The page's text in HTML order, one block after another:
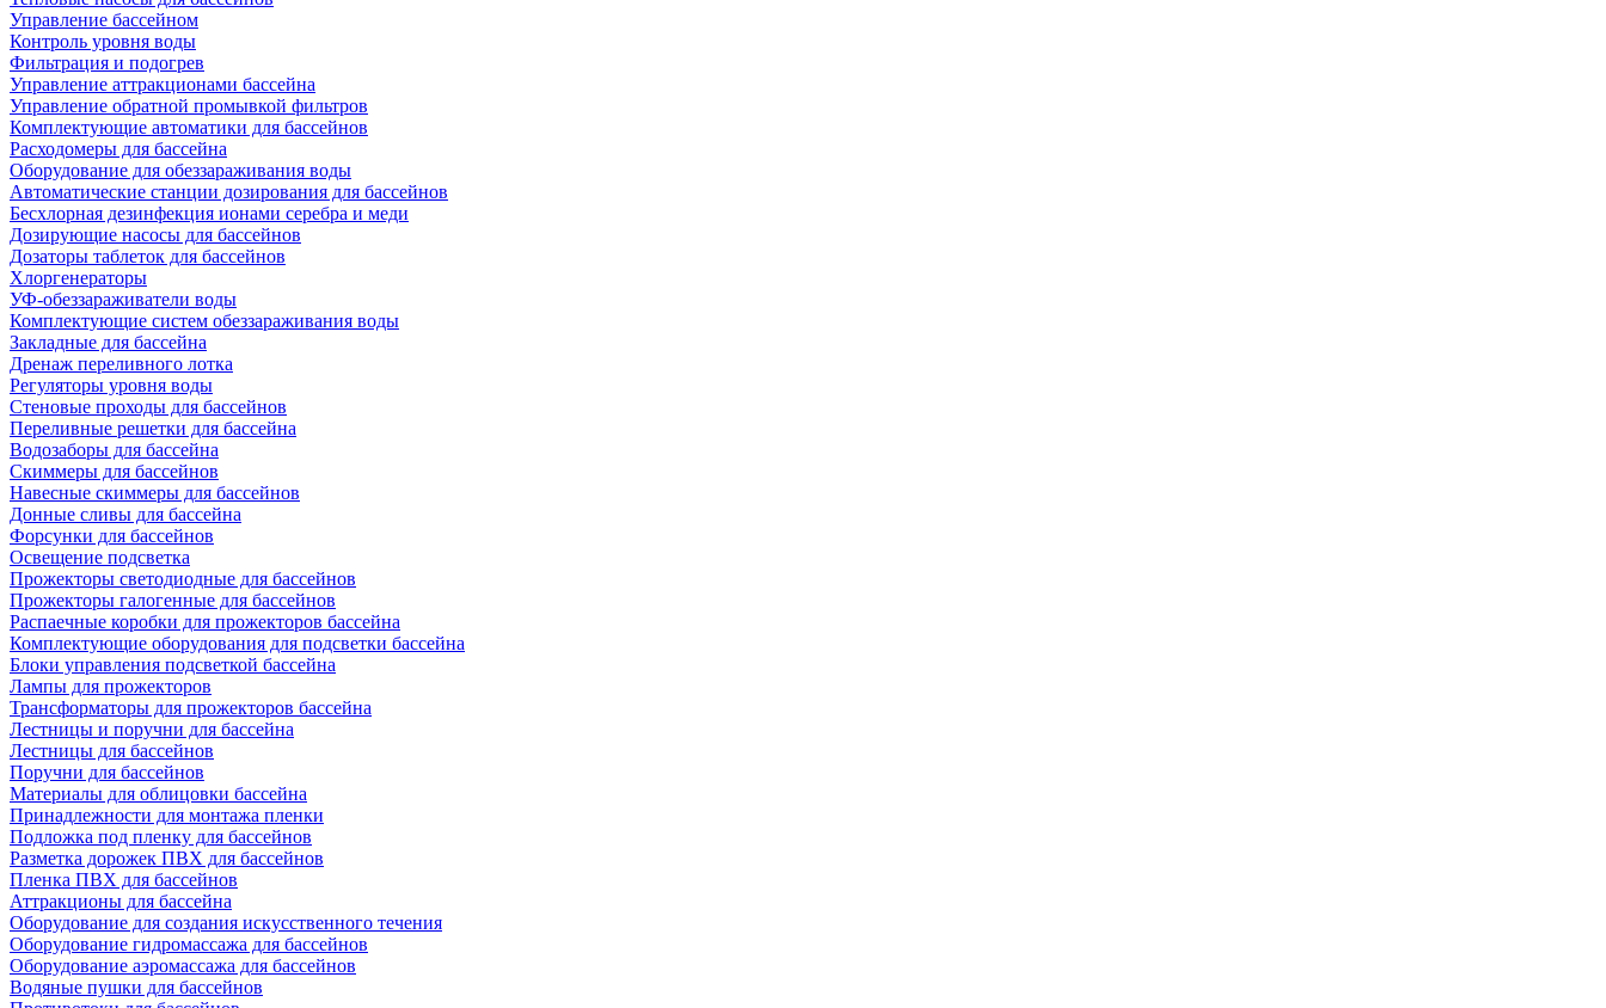
Управление бассейном
Контроль уровня воды
Фильтрация и подогрев
Управление аттракционами бассейна
Управление обратной промывкой фильтров
Комплектующие автоматики для бассейнов
Расходомеры для бассейна
Оборудование для обеззараживания воды
Автоматические станции дозирования для бассейнов
Беcхлорная дезинфекция ионами серебра и меди
Дозирующие насосы для бассейнов
Дозаторы таблеток для бассейнов
Хлоргенераторы
УФ-обеззараживатели воды
Комплектующие систем обеззараживания воды
Закладные для бассейна
Дренаж переливного лотка
Регуляторы уровня воды
Стеновые проходы для бассейнов
Переливные решетки для бассейна
Водозаборы для бассейна
Скиммеры для бассейнов
Навесные скиммеры для бассейнов
Донные сливы для бассейна
Форсунки для бассейнов
Освещение подсветка
Прожекторы светодиодные для бассейнов
Прожекторы галогенные для бассейнов
Распаечные коробки для прожекторов бассейна
Комплектующие оборудования для подсветки бассейна
Блоки управления подсветкой бассейна
Лампы для прожекторов
Трансформаторы для прожекторов бассейна
Лестницы и поручни для бассейна
Лестницы для бассейнов
Поручни для бассейнов
Материалы для облицовки бассейна
Принадлежности для монтажа пленки
Подложка под пленку для бассейнов
Разметка дорожек ПВХ для бассейнов
Пленка ПВХ для бассейнов
Аттракционы для бассейна
Оборудование для создания искусственного течения
Оборудование гидромассажа для бассейнов
Оборудование аэромассажа для бассейнов
Водяные пушки для бассейнов